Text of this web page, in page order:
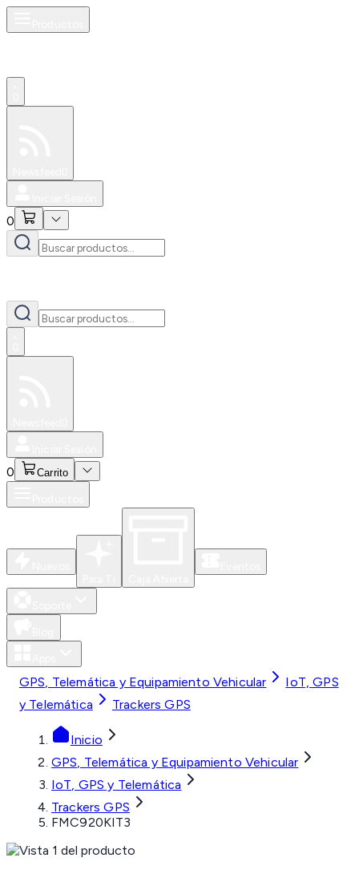
0
0 Carrito
GPS, Telemática y Equipamiento Vehicular
IoT, GPS
y Telemática
Trackers GPS
Inicio
GPS, Telemática y Equipamiento Vehicular
IoT, GPS y Telemática
Trackers GPS
FMC920KIT3